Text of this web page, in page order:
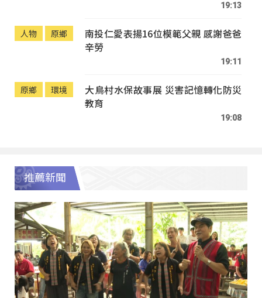
19:13
人物 原鄉
南投仁愛表揚16位模範父親 感謝爸爸
辛勞
19:11
原鄉 環境
大鳥村水保故事展 災害記憶轉化防災
教育
19:08
推薦新聞